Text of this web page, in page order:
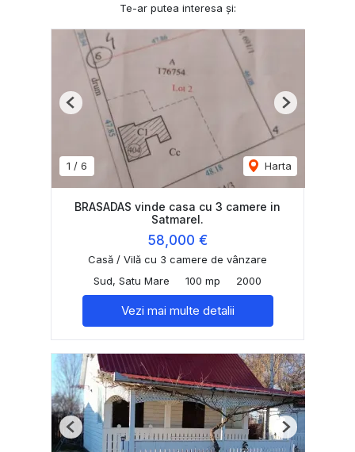
Te-ar putea interesa și:
1 / 6 Harta
Previous Next
BRASADAS vinde casa cu 3 camere in
Satmarel.
58,000 €
Casă / Vilă cu 3 camere de vânzare
Sud, Satu Mare
100 mp 2000
Vezi mai multe detalii
Previous Next